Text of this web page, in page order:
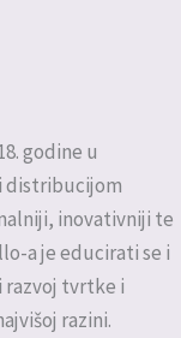
godine u
distribucijom
inovativniji te
a je educirati se i
razvoj tvrtke i
razini.